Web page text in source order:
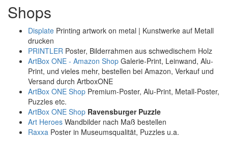
Shops
Displate Printing artwork on metal | Kunstwerke auf Metall
drucken
PRINTLER Poster, Bilderrahmen aus schwedischem Holz
ArtBox ONE - Amazon Shop Galerie-Print, Leinwand, Alu-
Print, und vieles mehr, bestellen bei Amazon, Verkauf und
Versand durch ArtboxONE
ArtBox ONE Shop Premium-Poster, Alu-Print, Metall-Poster,
Puzzles etc.
ArtBox ONE Shop Ravensburger Puzzle
Art Heroes Wandbilder nach Maß bestellen
Raxxa Poster in Museumsqualität, Puzzles u.a.